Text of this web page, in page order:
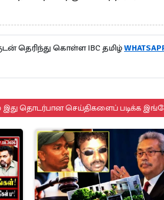
தெரிந்து கொள்ள IBC தமிழ்
இது தொடர்பான செய்திகளைப் படிக்க